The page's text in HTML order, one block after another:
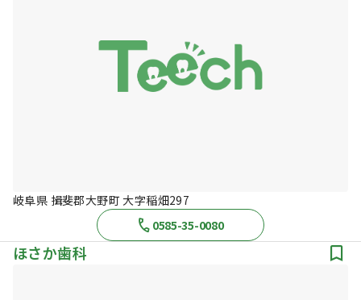
岐阜県 揖斐郡大野町 大字稲畑297
0585-35-0080
ほさか歯科